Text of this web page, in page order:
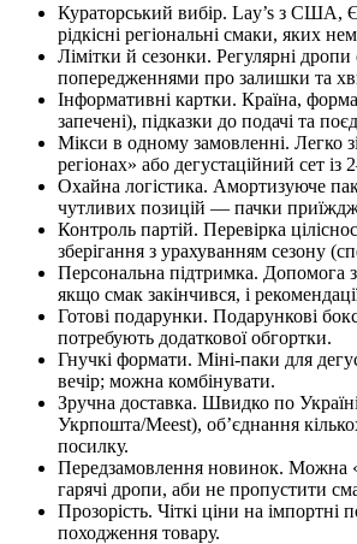
Кураторський вибір. Lay’s з США,
рідкісні регіональні смаки, яких
Лімітки й сезонки. Регулярні дропи
попередженнями про залишки та
Інформативні картки. Країна,
запечені), підказки до подачі та
Мікси в одному замовленні. Легко
регіонах» або дегустаційний сет із
Охайна логістика. Амортизуюче
чутливих позицій — пачки
Контроль партій. Перевірка
зберігання з урахуванням сезону
Персональна підтримка. Допомога
якщо смак закінчився, і
Готові подарунки. Подарункові
потребують додаткової обгортки.
Гнучкі формати. Міні-паки для
вечір; можна комбінувати.
Зручна доставка. Швидко по
Укрпошта/Meest), об’єднання
посилку.
Передзамовлення новинок. Можна
гарячі дропи, аби не пропустити
Прозорість. Чіткі ціни на імпортні
походження товару.